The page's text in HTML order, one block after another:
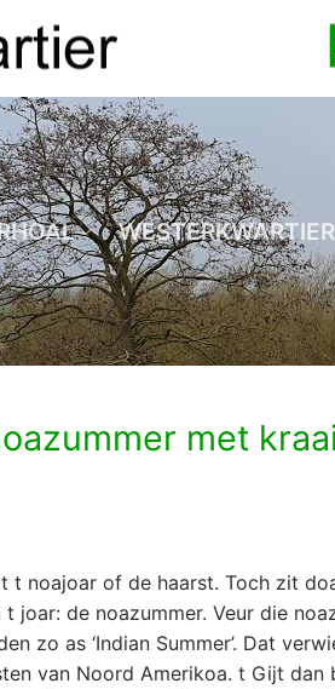
met
t noajoar of de haarst. Toch zit
joar: de noazummer. Veur die
zo as ‘Indian Summer’. Dat
van Noord Amerikoa. t Gijt dan